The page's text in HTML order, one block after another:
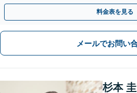
い。損害賠償請求したい」など労働問題は
料金表を見る
メールでお問い
杉本 圭